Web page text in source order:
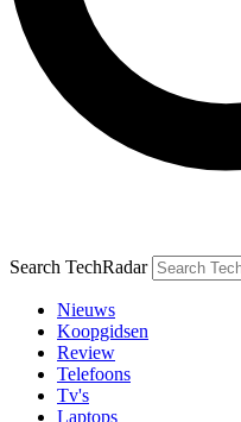
Search TechRadar
Nieuws
Koopgidsen
Review
Telefoons
Tv's
Laptops